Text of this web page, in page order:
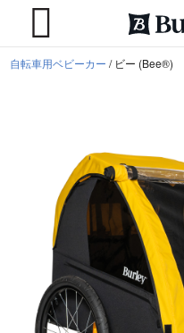
自転車用ベビーカー / ビー (Bee®)